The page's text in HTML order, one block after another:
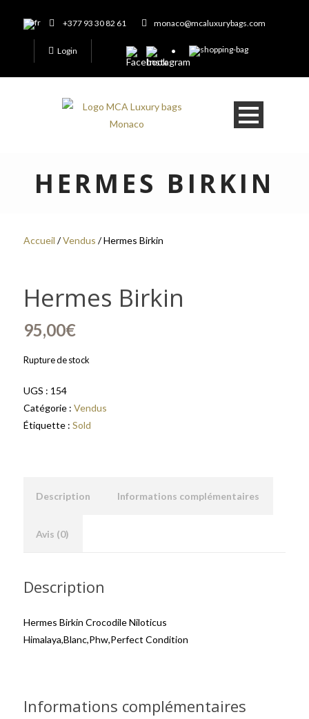
+377 93 30 82 61 monaco@mcaluxurybags.com
Login
HERMES BIRKIN
Accueil /Vendus / Hermes Birkin
Hermes Birkin
95,00€
Rupture de stock
UGS : 154
Catégorie : Vendus
Étiquette : Sold
Description Informations complémentaires
Avis (0)
Description
Hermes Birkin Crocodile Niloticus
Himalaya,Blanc,Phw,Perfect Condition
Informations complémentaires